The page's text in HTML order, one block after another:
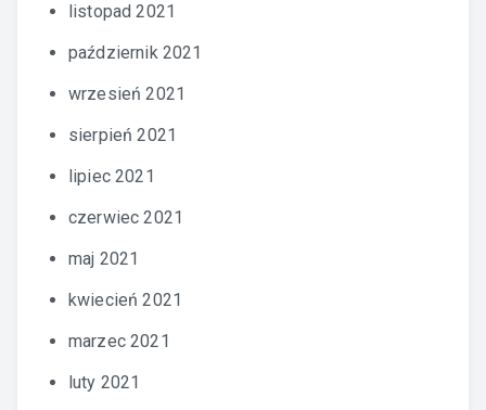
listopad 2021
październik 2021
wrzesień 2021
sierpień 2021
lipiec 2021
czerwiec 2021
maj 2021
kwiecień 2021
marzec 2021
luty 2021